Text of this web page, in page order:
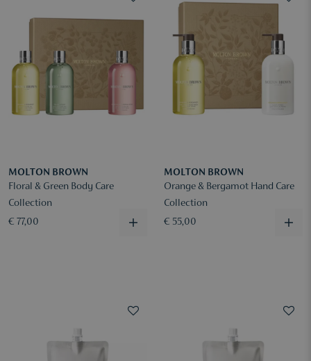
MOLTON BROWN
Floral & Green Body Care
Collection
€ 77,00
MOLTON BROWN
Orange & Bergamot Hand Care
Collection
€ 55,00